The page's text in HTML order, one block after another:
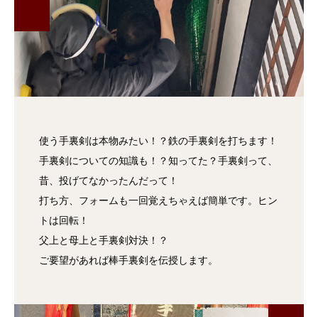
使う手裏剣は本物みたい！？鉄の手裏剣を打ちます！
手裏剣についての知識も！？知ってた？手裏剣って、
昔、投げてなかったんだって！
打ち方、フォームも一回覚えちゃえば簡単です。ヒン
トは回転！
父上と母上と手裏剣対決！？
ご要望があれば棒手裏剣を伝授します。